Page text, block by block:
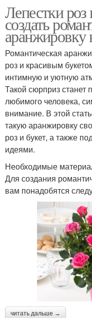
Розы для кровати
Украшения для
Розы в свадебных
Букет из роз
Розы для
Лепестки роз
создать
аранжировку
Романтическая
роз и красивым
интимную и уютную
Такой сюрприз
любимого человека,
внимание. В этой
такую аранжировку
роз и букет, а также
идеями.
Необходимые
Для создания
вам понадобятся
читать дальше →